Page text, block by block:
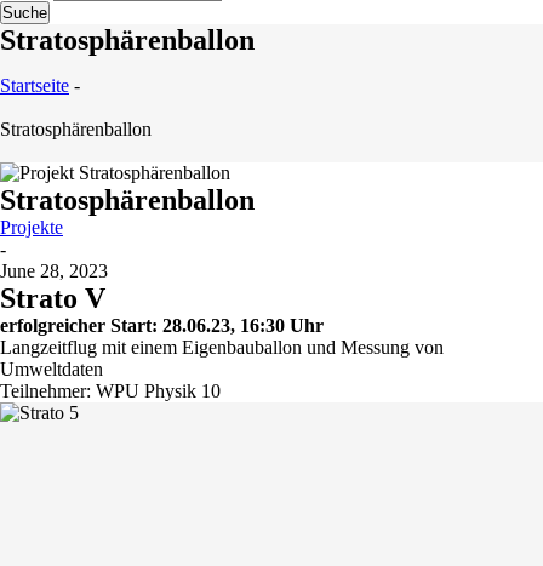
Stratosphärenballon
Startseite -
Stratosphärenballon
Stratosphärenballon
Projekte
-
June 28, 2023
Strato V
erfolgreicher Start: 28.06.23, 16:30 Uhr
Langzeitflug mit einem Eigenbauballon und Messung von
Umweltdaten
Teilnehmer: WPU Physik 10